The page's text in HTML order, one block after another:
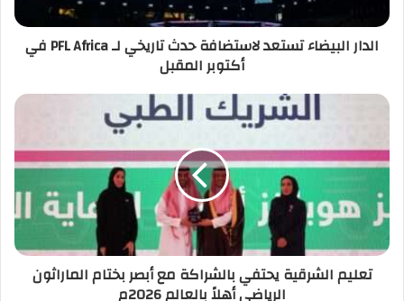
الدار البيضاء تستعد لاستضافة حدث تاريخي لـ PFL Africa في
أكتوبر المقبل
تعليم الشرقية يحتفي بالشراكة مع أبصر بختام الماراثون
الرياضي أهلاً بالعالم 2026م